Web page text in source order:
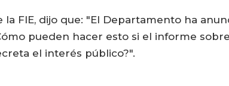
la FIE, dijo que: "El Departamento ha
pueden hacer esto si el informe
el interés público?".